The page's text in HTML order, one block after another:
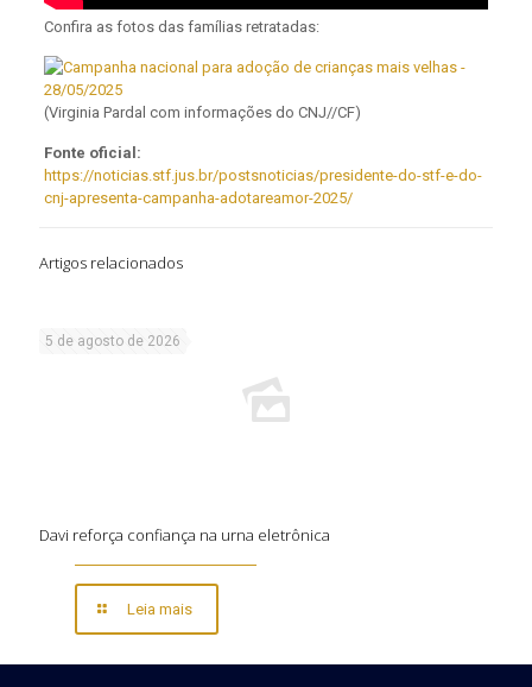
Confira as fotos das famílias retratadas:
(Virginia Pardal com informações do CNJ//CF)
Fonte oficial:
https://noticias.stf.jus.br/postsnoticias/presidente-do-stf-e-do-
cnj-apresenta-campanha-adotareamor-2025/
Artigos relacionados
5 de agosto de 2026
Davi reforça confiança na urna eletrônica
Leia mais